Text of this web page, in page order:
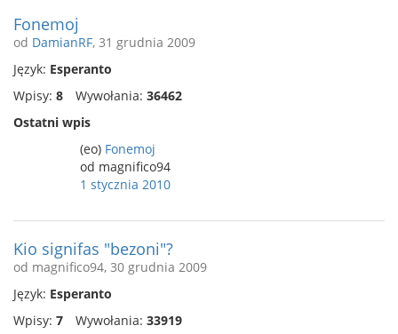
Fonemoj
od DamianRF, 31 grudnia 2009
Język: Esperanto
Wpisy: 8 Wywołania: 36462
Ostatni wpis
(eo) Fonemoj
od magnifico94
1 stycznia 2010
Kio signifas "bezoni"?
od magnifico94, 30 grudnia 2009
Język: Esperanto
Wpisy: 7 Wywołania: 33919